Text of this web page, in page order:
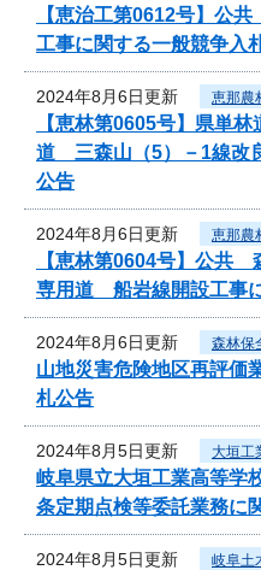
【恵治工第0612号】公
工事に関する一般競争入
2024年8月6日更新 恵那農
【恵林第0605号】県単
道 三森山（5）－1線改
公告
2024年8月6日更新 恵那農
【恵林第0604号】公共
専用道 船岩線開設工事
2024年8月6日更新 森林保
山地災害危険地区再評価
札公告
2024年8月5日更新 大垣工
岐阜県立大垣工業高等学
条定期点検等委託業務に
2024年8月5日更新 岐阜土